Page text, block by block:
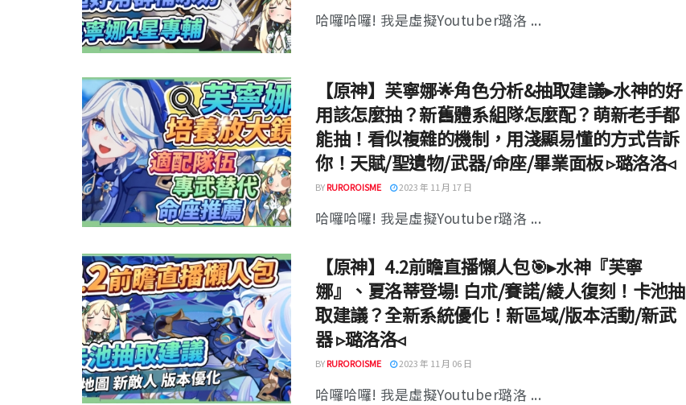
哈囉哈囉! 我是虛擬Youtuber璐洛 ...
【原神】芙寧娜🌟角色分析&抽取建議▸水神的好
用該怎麼抽？新舊體系組隊怎麼配？萌新老手都
能抽！看似複雜的機制，用淺顯易懂的方式告訴
你！天賦/聖遺物/武器/命座/畢業面板 ▹璐洛洛◃
BYRUROROISME 2023 年 11 月 17 日
哈囉哈囉! 我是虛擬Youtuber璐洛 ...
【原神】4.2前瞻直播懶人包🎯▸水神『芙寧
娜』、夏洛蒂登場! 白朮/賽諾/綾人復刻！卡池抽
取建議？全新系統優化！新區域/版本活動/新武
器 ▹璐洛洛◃
BYRUROROISME 2023 年 11 月 06 日
哈囉哈囉! 我是虛擬Youtuber璐洛 ...